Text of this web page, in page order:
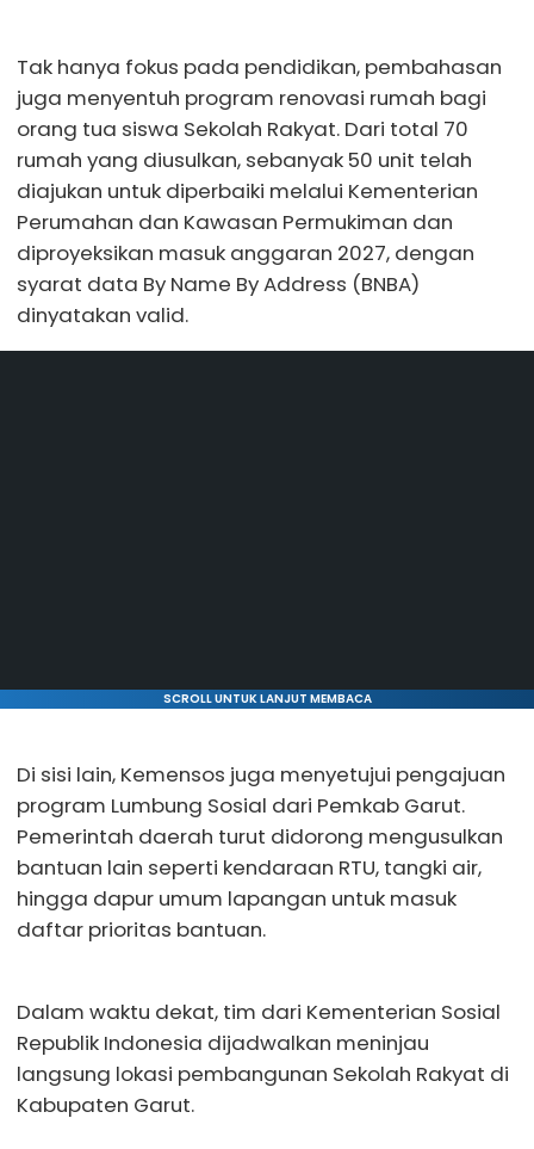
Tak hanya fokus pada pendidikan, pembahasan
juga menyentuh program renovasi rumah bagi
orang tua siswa Sekolah Rakyat. Dari total 70
rumah yang diusulkan, sebanyak 50 unit telah
diajukan untuk diperbaiki melalui Kementerian
Perumahan dan Kawasan Permukiman dan
diproyeksikan masuk anggaran 2027, dengan
syarat data By Name By Address (BNBA)
dinyatakan valid.
SCROLL UNTUK LANJUT MEMBACA
Di sisi lain, Kemensos juga menyetujui pengajuan
program Lumbung Sosial dari Pemkab Garut.
Pemerintah daerah turut didorong mengusulkan
bantuan lain seperti kendaraan RTU, tangki air,
hingga dapur umum lapangan untuk masuk
daftar prioritas bantuan.
Dalam waktu dekat, tim dari Kementerian Sosial
Republik Indonesia dijadwalkan meninjau
langsung lokasi pembangunan Sekolah Rakyat di
Kabupaten Garut.